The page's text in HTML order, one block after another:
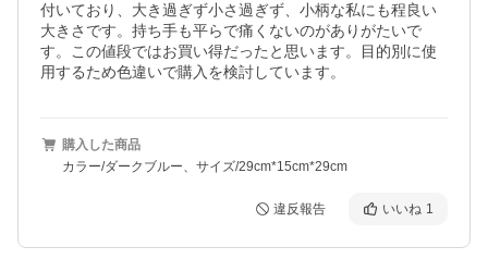
付いており、大き過ぎず小さ過ぎず、小柄な私にも程良い
大きさです。持ち手も平らで痛くないのがありがたいで
す。この値段ではお買い得だったと思います。目的別に使
用するため色違いで購入を検討しています。
購入した商品
カラー/ダークブルー、サイズ/29cm*15cm*29cm
違反報告 いいね 1